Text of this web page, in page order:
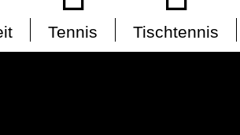
Tennis Tischtennis